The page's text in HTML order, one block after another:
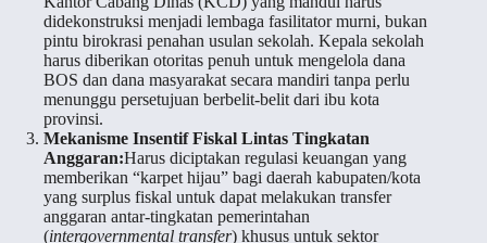
didekonstruksi menjadi lembaga fasilitator murni, bukan
pintu birokrasi penahan usulan sekolah. Kepala sekolah
harus diberikan otoritas penuh untuk mengelola dana
BOS dan dana masyarakat secara mandiri tanpa perlu
menunggu persetujuan berbelit-belit dari ibu kota
provinsi.
Mekanisme Insentif Fiskal Lintas Tingkatan
Anggaran:Harus diciptakan regulasi keuangan yang
memberikan “karpet hijau” bagi daerah kabupaten/kota
yang surplus fiskal untuk dapat melakukan transfer
anggaran antar-tingkatan pemerintahan
(intergovernmental transfer) khusus untuk sektor